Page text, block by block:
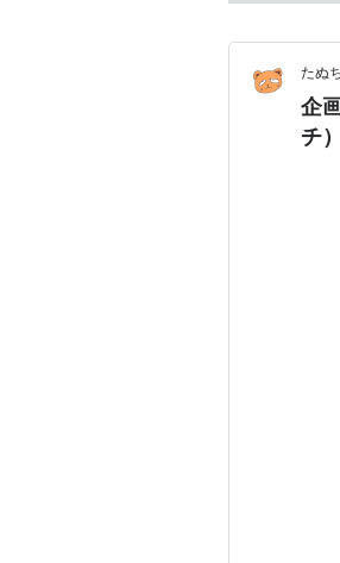
つの常設展
ゆうびんき
たぬ
企
チ